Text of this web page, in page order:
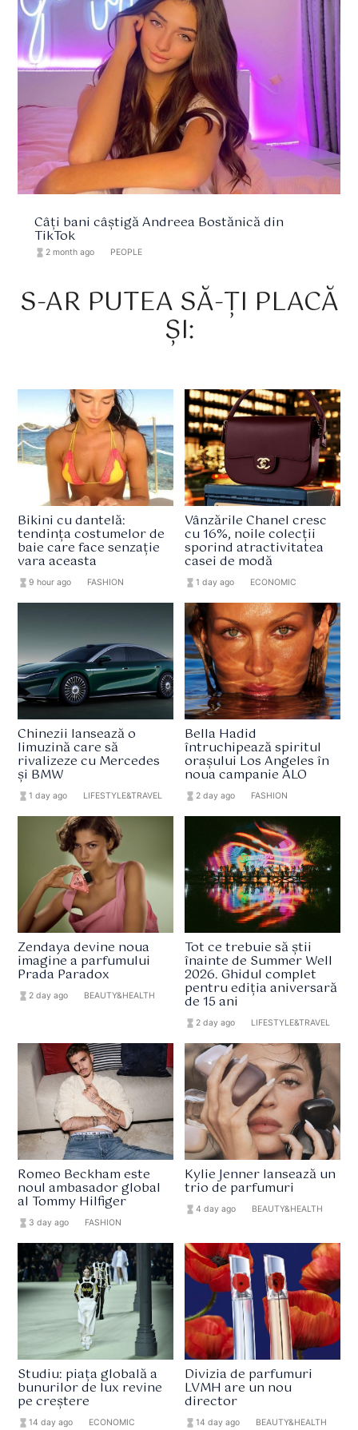
Câți bani câștigă Andreea Bostănică din
TikTok
hourglass_full 2 month ago PEOPLE
S-AR PUTEA SĂ-ȚI PLACĂ
ȘI:
Bikini cu dantelă:
tendința costumelor de
baie care face senzație
vara aceasta
hourglass_full9 hour ago FASHION
Vânzările Chanel cresc
cu 16%, noile colecții
sporind atractivitatea
casei de modă
hourglass_full 1 day ago ECONOMIC
Chinezii lansează o
limuzină care să
rivalizeze cu Mercedes
și BMW
hourglass_full1 day ago LIFESTYLE&TRAVEL
Bella Hadid
întruchipează spiritul
orașului Los Angeles în
noua campanie ALO
hourglass_full 2 day ago FASHION
Zendaya devine noua
imagine a parfumului
Prada Paradox
hourglass_full 2 day ago BEAUTY&HEALTH
Tot ce trebuie să știi
înainte de Summer Well
2026. Ghidul complet
pentru ediția aniversară
de 15 ani
hourglass_full 2 day ago LIFESTYLE&TRAVEL
Romeo Beckham este
noul ambasador global
al Tommy Hilfiger
hourglass_full 3 day ago FASHION
Kylie Jenner lansează un
trio de parfumuri
hourglass_full 4 day ago BEAUTY&HEALTH
Studiu: piața globală a
bunurilor de lux revine
pe creștere
hourglass_full14 day ago ECONOMIC
Divizia de parfumuri
LVMH are un nou
director
hourglass_full 14 day ago BEAUTY&HEALTH